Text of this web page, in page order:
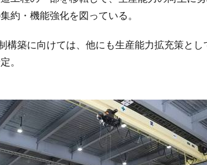
約・機能強化を図っている。
構築に向けては、他にも生産能力拡充策と
。